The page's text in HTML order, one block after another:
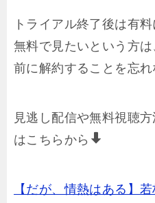
トライアル終了後は有
無料で見たいという方
前に解約することを忘れ
見逃し配信や無料視聴
はこちらから
【だが、情熱はある】